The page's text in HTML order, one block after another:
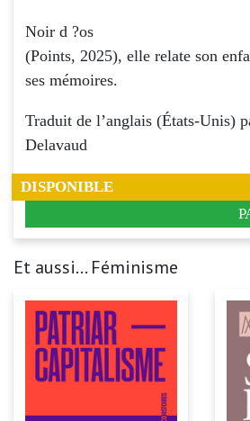
Noir d ?os
(Points, 2025), elle relate son
ses mémoires.
Traduit de l’anglais (États-Unis)
Delavaud
DISPONIBLE
Et aussi... Féminisme